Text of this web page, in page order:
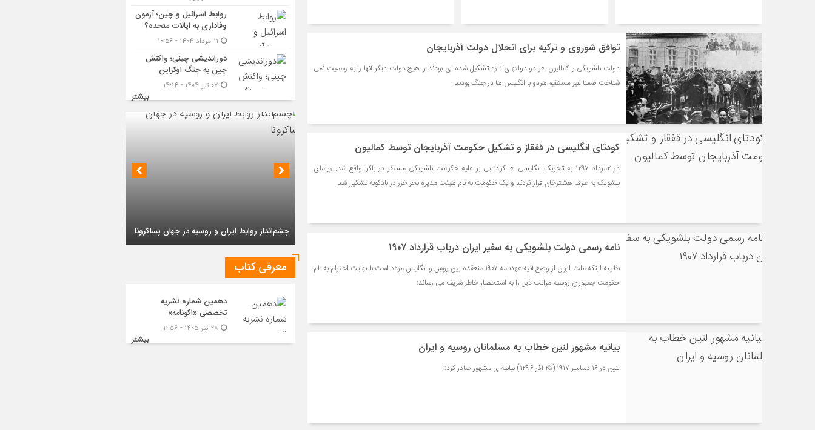
توافق شوروی و ترکیه برای انحلال دولت آذربایجان
دولت بلشویکی و كماليون هر دو دولتهای تازه تشکیل شده ای بودند و هیچ دولت دیگر آنها را به رسمیت نمی
شناخت ضمنا غير مستقیم هردو با انگلیس ها در جنگ بودند.
کودتای انگلیسی در قفقاز و تشکیل حکومت آذربایجان توسط کمالیون
در ۲مرداد ۱۲۹۷ به تحریک انگلیسی ها کودتایی بر علیه حکومت بلشویکی مستقر در باکو واقع شد. روسای
بلشویک به طرف هشترخان فرار کردند و یک حکومت به نام هیئت مدیره بحر خزر در بادکوبه تشکیل شد.
نامه رسمی دولت بلشویکی به سفیر ایران درباب قرارداد ۱۹۰۷
نظر به اینکه ملت ایران از وضع آتیه عهدنامه ۱۹۰۷ منعقده بین روس و انگلیس مردد است با نهایت احترام به نام
حکومت جمهوری روسیه مراتب ذیل را به استحضار خاطر شریف می رساند:
بیانیه مشهور لنین خطاب به مسلمانان روسیه و ایران
لنین در ۱۶ دسامبر ۱۹۱۷ (۲۵ آذر ۱۲۹۶) بیانیه‌ای مشهور صادر کرد:
روابط اسرائیل و چین؛ آزمون
وفاداری به ایالات متحده؟
دوراندیشی چینی؛ واکنش
چین به جنگ اوکراین
بیشتر
چشم‌انداز روابط ایران و روسیه در جهان پساکرونا
معرفی کتاب
دهمین شماره نشریه
تخصصی «اکونامه»
بیشتر